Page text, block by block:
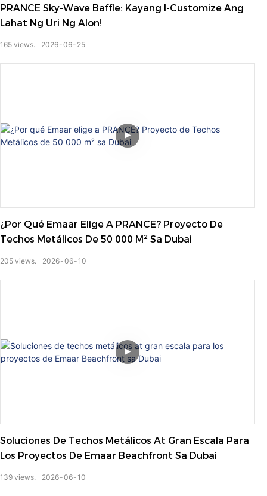
PRANCE Sky-Wave Baffle: Kayang I-Customize Ang
Lahat Ng Uri Ng Alon!
2026 06 25
165 views.
¿Por Qué Emaar Elige A PRANCE? Proyecto De
Techos Metálicos De 50 000 M² Sa Dubai
2026 06 10
205 views.
Soluciones De Techos Metálicos At Gran Escala Para
Los Proyectos De Emaar Beachfront Sa Dubai
2026 06 10
139 views.